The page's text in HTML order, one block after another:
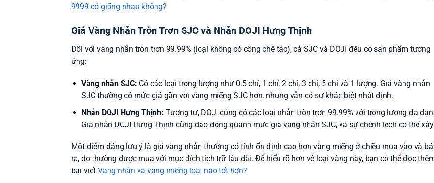
9999 có giống nhau không?
Giá Vàng Nhẫn Tròn Trơn SJC và Nhẫn DOJI Hưng Thịnh
Đối với vàng nhẫn tròn trơn 99.99% (loại không có công chế tác), cả SJC và DOJI đều có sản phẩm tương
ứng:
Vàng nhẫn SJC: Có các loại trọng lượng như 0.5 chỉ, 1 chỉ, 2 chỉ, 3 chỉ, 5 chỉ và 1 lượng. Giá vàng nhẫn
SJC thường có mức giá gần với vàng miếng SJC hơn, nhưng vẫn có sự khác biệt nhất định.
Nhẫn DOJI Hưng Thịnh: Tương tự, DOJI cũng có các loại nhẫn tròn trơn 99.99% với trọng lượng đa
Giá nhẫn DOJI Hưng Thịnh cũng dao động quanh mức giá vàng nhẫn SJC, và sự chênh lệch có thể
Một điểm đáng lưu ý là giá vàng nhẫn thường có tính ổn định cao hơn vàng miếng ở chiều mua vào và
ra, do thường được mua với mục đích tích trữ lâu dài. Để hiểu rõ hơn về loại vàng này, bạn có thể đọc
bài viết Vàng nhẫn và vàng miếng loại nào tốt hơn?